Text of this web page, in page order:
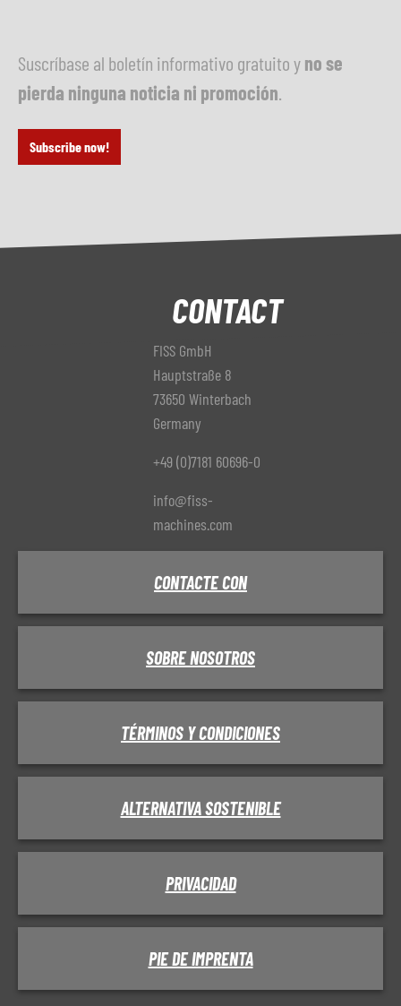
Suscríbase al boletín informativo gratuito yno se
pierda ninguna noticia ni promoción
Subscribe now!
CONTACT
FISS GmbH
Hauptstraße 8
73650 Winterbach
Germany
+49 (0)7181 60696-0
info@fiss-
machines.com
CONTACTE CON
SOBRE NOSOTROS
TÉRMINOS Y CONDICIONES
ALTERNATIVA SOSTENIBLE
PRIVACIDAD
PIE DE IMPRENTA